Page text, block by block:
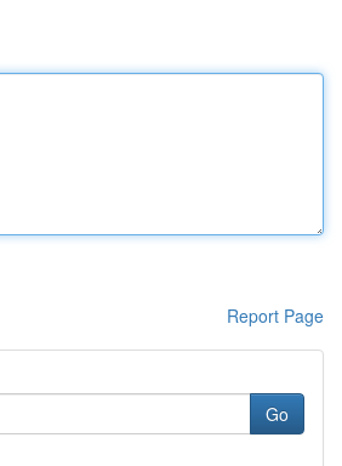
Report Page
Go